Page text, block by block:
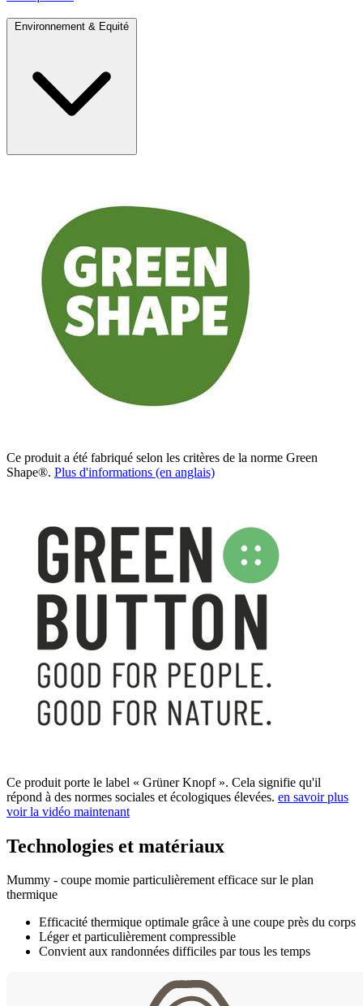
Environnement & Equité
Ce produit a été fabriqué selon les critères de la norme Green
Shape®. Plus d'informations (en anglais)
Ce produit porte le label « Grüner Knopf ». Cela signifie qu'il
répond à des normes sociales et écologiques élevées. en savoir plus
voir la vidéo maintenant
Technologies et matériaux
Mummy - coupe momie particulièrement efficace sur le plan
thermique
Efficacité thermique optimale grâce à une coupe près du corps
Léger et particulièrement compressible
Convient aux randonnées difficiles par tous les temps